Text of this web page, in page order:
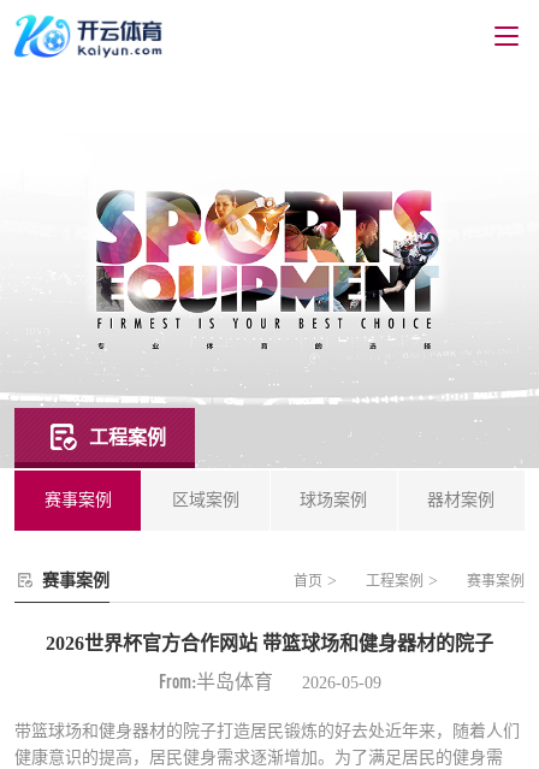
工程案例
赛事案例 区域案例 球场案例 器材案例
赛事案例 首页 > 工程案例 > 赛事案例
2026世界杯官方合作网站 带篮球场和健身器材的院子
From:半岛体育 2026-05-09
带篮球场和健身器材的院子打造居民锻炼的好去处近年来，随着人们
健康意识的提高，居民健身需求逐渐增加。为了满足居民的健身需